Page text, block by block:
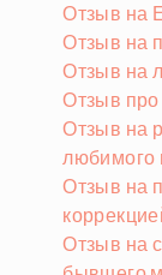
Отзыв на
Отзыв на
Отзыв на
Отзыв
Отзыв на
любимого
Отзыв на
Отзыв на